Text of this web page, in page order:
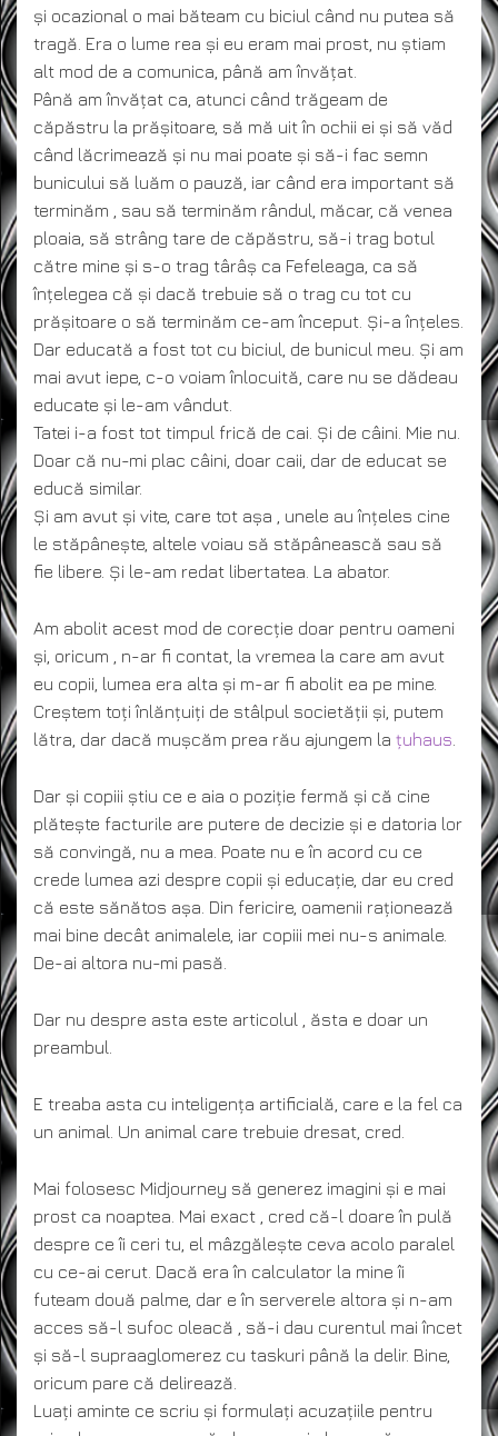
și ocazional o mai băteam cu biciul când nu putea să
tragă. Era o lume rea și eu eram mai prost, nu știam
alt mod de a comunica, până am învățat.
Până am învățat ca, atunci când trăgeam de
căpăstru la prășitoare, să mă uit în ochii ei și să văd
când lăcrimează și nu mai poate și să-i fac semn
bunicului să luăm o pauză, iar când era important să
terminăm , sau să terminăm rândul, măcar, că venea
ploaia, să strâng tare de căpăstru, să-i trag botul
către mine și s-o trag târâș ca Fefeleaga, ca să
înțelegea că și dacă trebuie să o trag cu tot cu
prășitoare o să terminăm ce-am început. Și-a înțeles.
Dar educată a fost tot cu biciul, de bunicul meu. Și am
mai avut iepe, c-o voiam înlocuită, care nu se dădeau
educate și le-am vândut.
Tatei i-a fost tot timpul frică de cai. Și de câini. Mie nu.
Doar că nu-mi plac câini, doar caii, dar de educat se
educă similar.
Și am avut și vite, care tot așa , unele au înțeles cine
le stăpânește, altele voiau să stăpânească sau să
fie libere. Și le-am redat libertatea. La abator.
Am abolit acest mod de corecție doar pentru oameni
și, oricum , n-ar fi contat, la vremea la care am avut
eu copii, lumea era alta și m-ar fi abolit ea pe mine.
Creștem toți înlănțuiți de stâlpul societății și, putem
lătra, dar dacă mușcăm prea rău ajungem la țuhaus
Dar și copiii știu ce e aia o poziție fermă și că cine
plătește facturile are putere de decizie și e datoria lor
să convingă, nu a mea. Poate nu e în acord cu ce
crede lumea azi despre copii și educație, dar eu cred
că este sănătos așa. Din fericire, oamenii raționează
mai bine decât animalele, iar copiii mei nu-s animale.
De-ai altora nu-mi pasă.
Dar nu despre asta este articolul , ăsta e doar un
preambul.
E treaba asta cu inteligența artificială, care e la fel ca
un animal. Un animal care trebuie dresat, cred.
Mai folosesc Midjourney să generez imagini și e mai
prost ca noaptea. Mai exact , cred că-l doare în pulă
despre ce îi ceri tu, el mâzgălește ceva acolo paralel
cu ce-ai cerut. Dacă era în calculator la mine îi
futeam două palme, dar e în serverele altora și n-am
acces să-l sufoc oleacă , să-i dau curentul mai încet
și să-l supraaglomerez cu taskuri până la delir. Bine,
oricum pare că delirează.
Luați aminte ce scriu și formulați acuzațiile pentru